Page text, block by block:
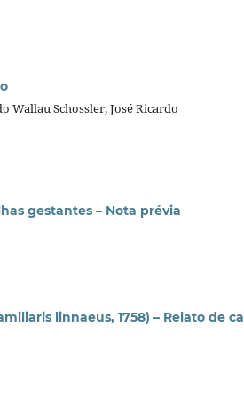
Wallau Schossler, José Ricardo
gestantes – Nota prévia
linnaeus, 1758) – Relato de